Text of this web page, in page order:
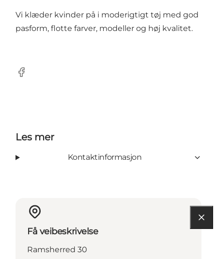
Vi klæder kvinder på i moderigtigt tøj med god
pasform, flotte farver, modeller og høj kvalitet.
Facebook
Les mer
Kontaktinformasjon
Få veibeskrivelse
Ramsherred 30